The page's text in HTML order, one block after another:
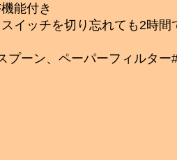
能付き
イッチを切り忘れても2時間
プーン、ペーパーフィルター